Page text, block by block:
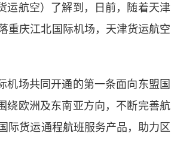
航空）了解到，日前，随着天津
重庆江北国际机场，天津货运航空
场共同开通的第一条面向东盟国
绕欧洲及东南亚方向，不断完善航
际货运通程航班服务产品，助力区